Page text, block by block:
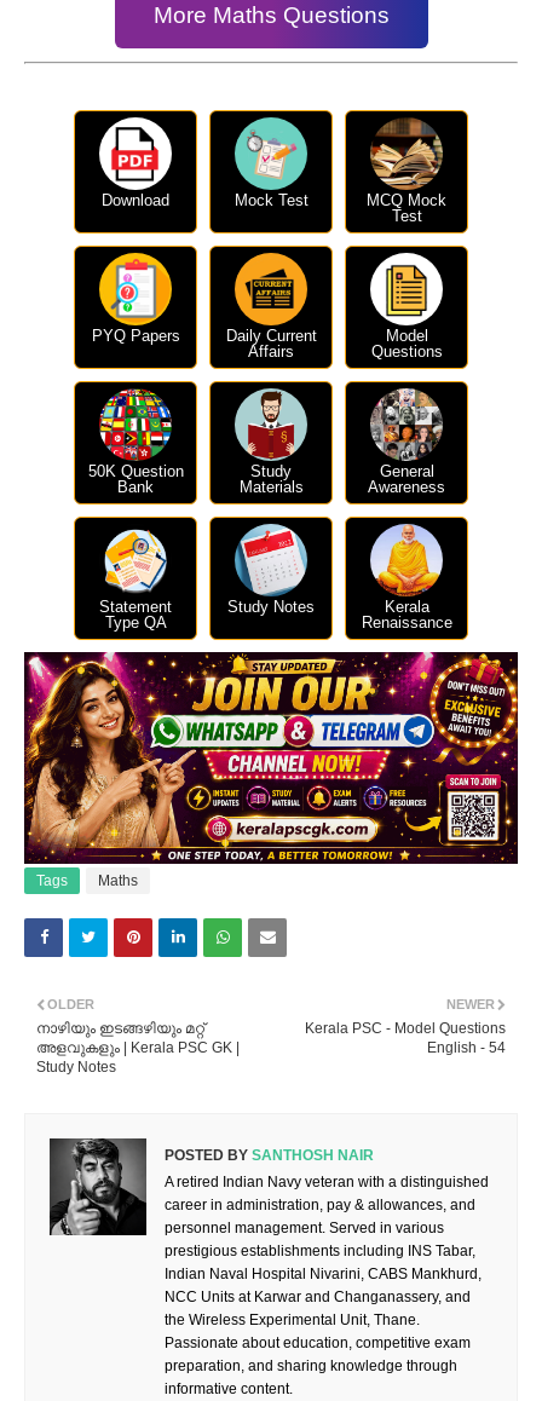
More Maths Questions
Download Mock Test
MCQ Mock
Test
PYQ Papers
Daily Current
Affairs
Model
Questions
50K Question
Bank
Study
Materials
General
Awareness
Statement
Type QA
Study Notes
Kerala
Renaissance
Tags Maths
NEWER
Kerala PSC - Model Questions
English - 54
OLDER
നാഴിയും ഇടങ്ങഴിയും മറ്റ്
അളവുകളും | Kerala PSC GK |
Study Notes
POSTED BY SANTHOSH NAIR
A retired Indian Navy veteran with a distinguished
career in administration, pay & allowances, and
personnel management. Served in various
prestigious establishments including INS Tabar,
Indian Naval Hospital Nivarini, CABS Mankhurd,
NCC Units at Karwar and Changanassery, and
the Wireless Experimental Unit, Thane.
Passionate about education, competitive exam
preparation, and sharing knowledge through
informative content.